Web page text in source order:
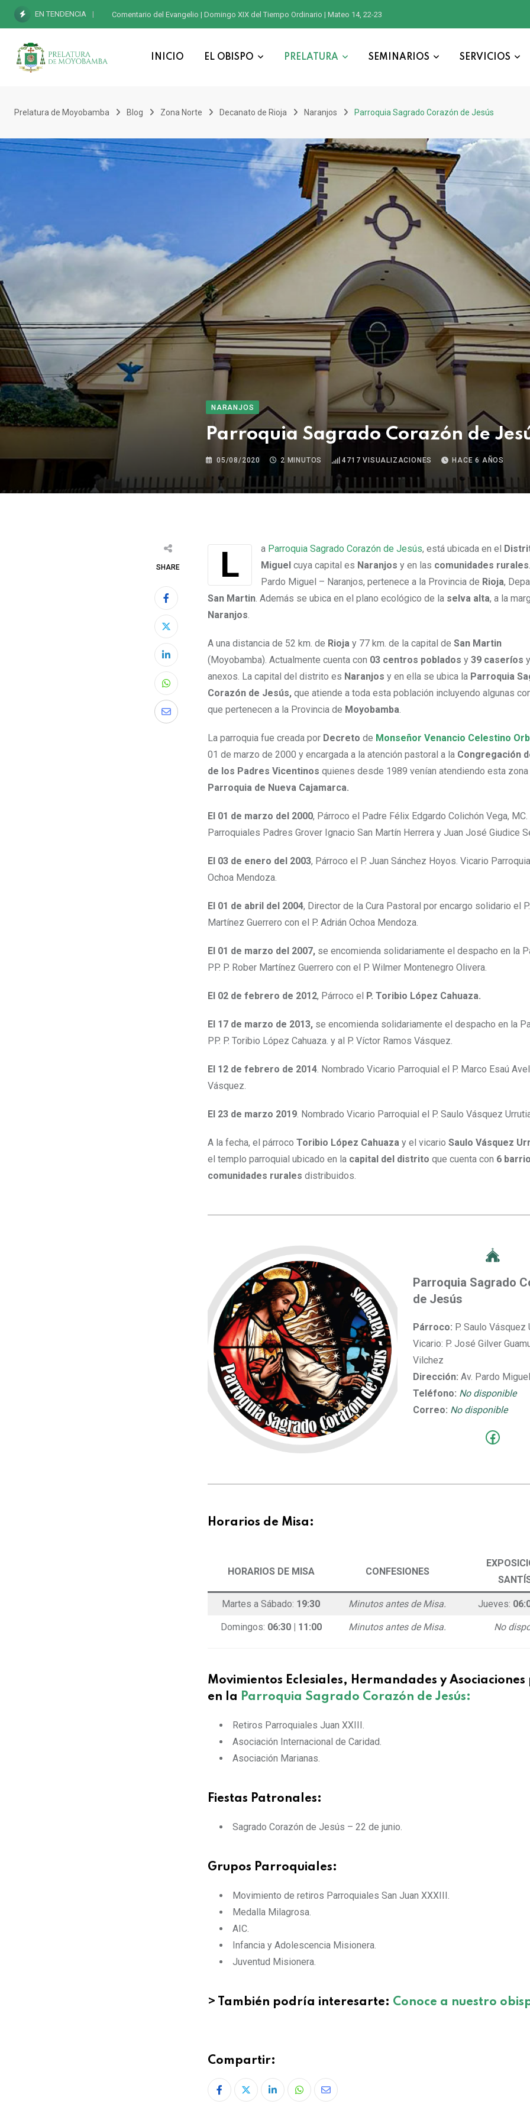
EN TENDENCIA Comentario del Evangelio | Domingo XIX del Tiempo Ordinario | Mateo 14, 22-23
INICIO EL OBISPO PRELATURA SEMINARIOS SERVICIOS
Prelatura de Moyobamba Blog Zona Norte Decanato de Rioja Naranjos Parroquia Sagrado Corazón de Jesús
NARANJOS
Parroquia Sagrado Corazón de
05/08/2020 2 MINUTOS 4717 VISUALIZACIONES HACE 6 AÑOS
SHARE
La Parroquia Sagrado Corazón de Jesús, está ubicada en el
Miguel cuya capital es Naranjos y en las comunidades rurales
Pardo Miguel – Naranjos, pertenece a la Provincia de Rioja,
San Martin. Además se ubica en el plano ecológico de la selva alta, a la
Naranjos.
A una distancia de 52 km. de Rioja y 77 km. de la capital de San Martin
(Moyobamba). Actualmente cuenta con 03 centros poblados y 39 caseríos
anexos. La capital del distrito es Naranjos y en ella se ubica la Parroquia
Corazón de Jesús, que atiende a toda esta población incluyendo algunas
que pertenecen a la Provincia de Moyobamba.
La parroquia fue creada por Decreto de Monseñor Venancio Celestino
01 de marzo de 2000 y encargada a la atención pastoral a la Congregación
de los Padres Vicentinos quienes desde 1989 venían atendiendo esta
Parroquia de Nueva Cajamarca.
El 01 de marzo del 2000, Párroco el Padre Félix Edgardo Colichón Vega,
Parroquiales Padres Grover Ignacio San Martín Herrera y Juan José Giudice
El 03 de enero del 2003, Párroco el P. Juan Sánchez Hoyos. Vicario
Ochoa Mendoza.
El 01 de abril del 2004, Director de la Cura Pastoral por encargo solidario el
Martínez Guerrero con el P. Adrián Ochoa Mendoza.
El 01 de marzo del 2007, se encomienda solidariamente el despacho en la
PP. P. Rober Martínez Guerrero con el P. Wilmer Montenegro Olivera.
El 02 de febrero de 2012, Párroco el P. Toribio López Cahuaza.
El 17 de marzo de 2013, se encomienda solidariamente el despacho en la
PP. P. Toribio López Cahuaza. y al P. Víctor Ramos Vásquez.
El 12 de febrero de 2014. Nombrado Vicario Parroquial el P. Marco Esaú
Vásquez.
El 23 de marzo 2019. Nombrado Vicario Parroquial el P. Saulo Vásquez
A la fecha, el párroco Toribio López Cahuaza y el vicario Saulo Vásquez
el templo parroquial ubicado en la capital del distrito que cuenta con 6
comunidades rurales distribuidos.
Parroquia Sagrado
de Jesús
Párroco: P. Saulo Vásquez
Vicario: P. José Gilver
Vilchez
Dirección: Av. Pardo
Teléfono: No disponible
Correo: No disponible
Horarios de Misa:
HORARIOS DE MISA CONFESIONES
Martes a Sábado: 19:30 Minutos antes de Misa. Jueves:
Domingos: 06:30 | 11:00 Minutos antes de Misa. No
Movimientos Eclesiales, Hermandades y Asociaciones
en la Parroquia Sagrado Corazón de Jesús:
Retiros Parroquiales Juan XXIII.
Asociación Internacional de Caridad.
Asociación Marianas.
Fiestas Patronales:
Sagrado Corazón de Jesús – 22 de junio.
Grupos Parroquiales:
Movimiento de retiros Parroquiales San Juan XXXIII.
Medalla Milagrosa.
AIC.
Infancia y Adolescencia Misionera.
Juventud Misionera.
> También podría interesarte: Conoce a nuestro
Compartir: